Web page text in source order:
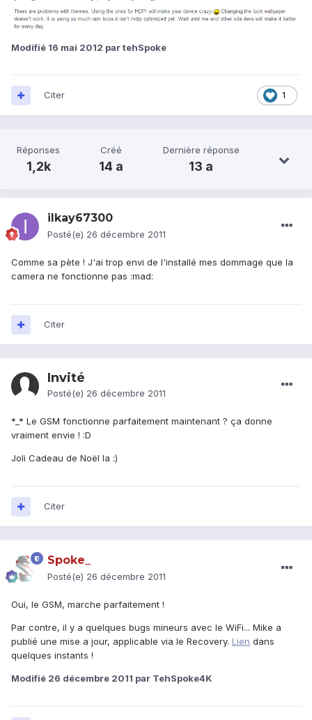
Modifié 16 mai 2012 par tehSpoke
1
Citer
Réponses
1,2k
Créé
14 a
Dernière réponse
13 a
ilkay67300
Posté(e) 26 décembre 2011
Comme sa pète ! J'ai trop envi de l'installé mes dommage que la
camera ne fonctionne pas :mad:
Citer
Invité
Posté(e) 26 décembre 2011
*_* Le GSM fonctionne parfaitement maintenant ? ça donne
vraiment envie ! :D
Joli Cadeau de Noël la :)
Citer
Spoke_
Posté(e) 26 décembre 2011
Oui, le GSM, marche parfaitement !
Par contre, il y a quelques bugs mineurs avec le WiFi... Mike a
publié une mise a jour, applicable via le Recovery. Lien dans
quelques instants !
Modifié 26 décembre 2011 par TehSpoke4K